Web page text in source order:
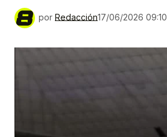
por Redacción17/06/2026 09:10